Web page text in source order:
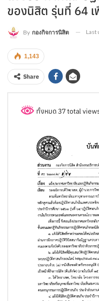
ของนิสิต รุ่นที่ 64 เ
By กองกิจการนิสิต Last
1,143
Share
ทั้งหมด 37 total